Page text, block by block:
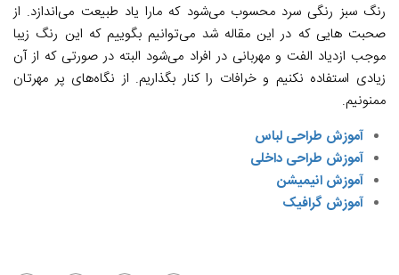
رنگ سبز رنگی سرد محسوب می‌شود که مارا یاد طبیعت می‌اندازد. از
صحبت هایی که در این مقاله شد می‌توانیم بگوییم که این رنگ زیبا
موجب ازدیاد الفت و مهربانی در افراد می‌شود البته در صورتی که از آن
زیادی استفاده نکنیم و خرافات را کنار بگذاریم. از نگاه‌های پر مهرتان
ممنونیم.
آموزش طراحی لباس
آموزش طراحی داخلی
آموزش انیمیشن
آموزش گرافیک